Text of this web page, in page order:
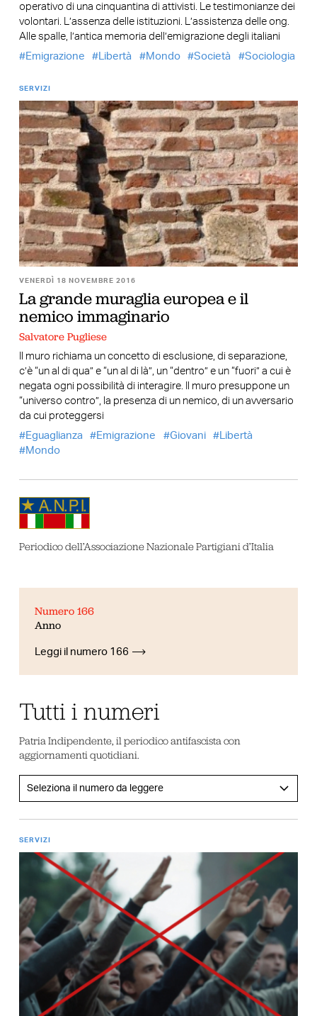
operativo di una cinquantina di attivisti. Le testimonianze dei
volontari. L’assenza delle istituzioni. L’assistenza delle ong.
Alle spalle, l’antica memoria dell’emigrazione degli italiani
Emigrazione
Libertà Mondo Società Sociologia
SERVIZI
VENERDÌ 18 NOVEMBRE 2016
La grande muraglia europea e il
nemico immaginario
Salvatore Pugliese
Il muro richiama un concetto di esclusione, di separazione,
c’è “un al di qua” e “un al di là”, un “dentro” e un “fuori” a cui è
negata ogni possibilità di interagire. Il muro presuppone un
“universo contro”, la presenza di un nemico, di un avversario
da cui proteggersi
Eguaglianza
Emigrazione Giovani
Libertà
Mondo
Periodico dell’Associazione Nazionale Partigiani d’Italia
Numero 166
Anno
Leggi il numero 166
Tutti i numeri
Patria Indipendente, il periodico antifascista con
aggiornamenti quotidiani.
SERVIZI